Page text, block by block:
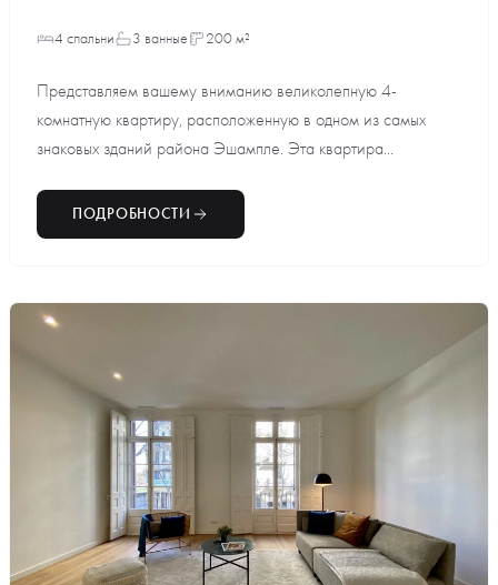
4 спальни 3 ванные 200 м²
Представляем вашему вниманию великолепную 4-
комнатную квартиру, расположенную в одном из самых
знаковых зданий района Эшампле. Эта квартира...
ПОДРОБНОСТИ